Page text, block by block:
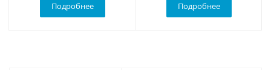
Подробнее Подробнее